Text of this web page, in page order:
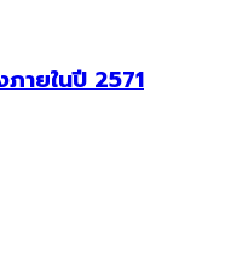
ายในปี 2571